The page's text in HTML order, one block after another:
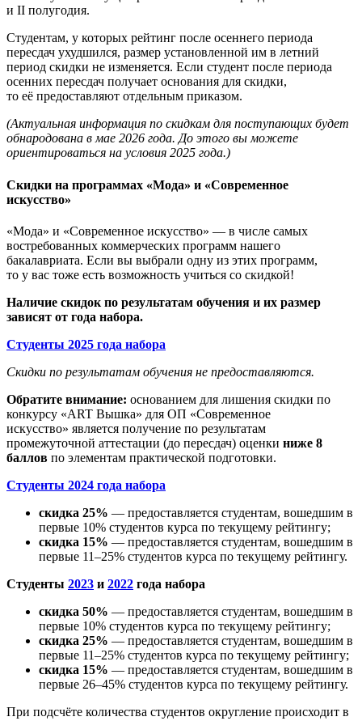
и II полугодия.
Студентам, у которых рейтинг после осеннего периода
пересдач ухудшился, размер установленной им в летний
период скидки не изменяется. Если студент после периода
осенних пересдач получает основания для скидки,
то её предоставляют отдельным приказом.
(Актуальная информация по скидкам для поступающих будет
обнародована в мае 2026 года. До этого вы можете
ориентироваться на условия 2025 года.)
Скидки на программах «Мода» и «Современное
искусство»
«Мода» и «Современное искусство» — в числе самых
востребованных коммерческих программ нашего
бакалавриата. Если вы выбрали одну из этих программ,
то у вас тоже есть возможность учиться со скидкой!
Наличие скидок по результатам обучения и их размер
зависят от года набора.
Студенты 2025 года набора
Скидки по результатам обучения не предоставляются.
Обратите внимание: основанием для лишения скидки по
конкурсу «ART Вышка» для ОП «Современное
искусство» является получение по результатам
промежуточной аттестации (до пересдач) оценки ниже 8
баллов по элементам практической подготовки.
Студенты 2024 года набора
скидка 25% — предоставляется студентам, вошедшим в
первые 10% студентов курса по текущему рейтингу;
скидка 15% — предоставляется студентам, вошедшим в
первые 11–25% студентов курса по текущему рейтингу.
Студенты 2023 и 2022 года набора
скидка 50% — предоставляется студентам, вошедшим в
первые 10% студентов курса по текущему рейтингу;
скидка 25% — предоставляется студентам, вошедшим в
первые 11–25% студентов курса по текущему рейтингу;
скидка 15% — предоставляется студентам, вошедшим в
первые 26–45% студентов курса по текущему рейтингу.
При подсчёте количества студентов округление происходит в